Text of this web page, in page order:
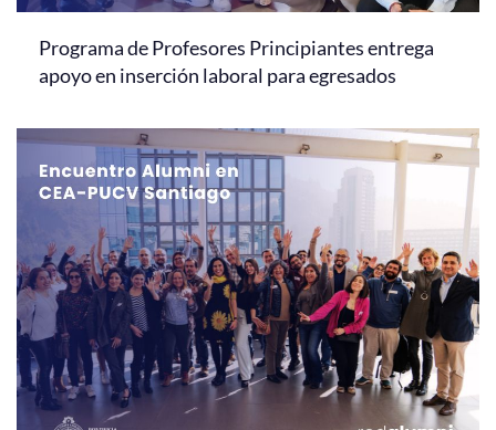
Programa de Profesores Principiantes entrega
apoyo en inserción laboral para egresados